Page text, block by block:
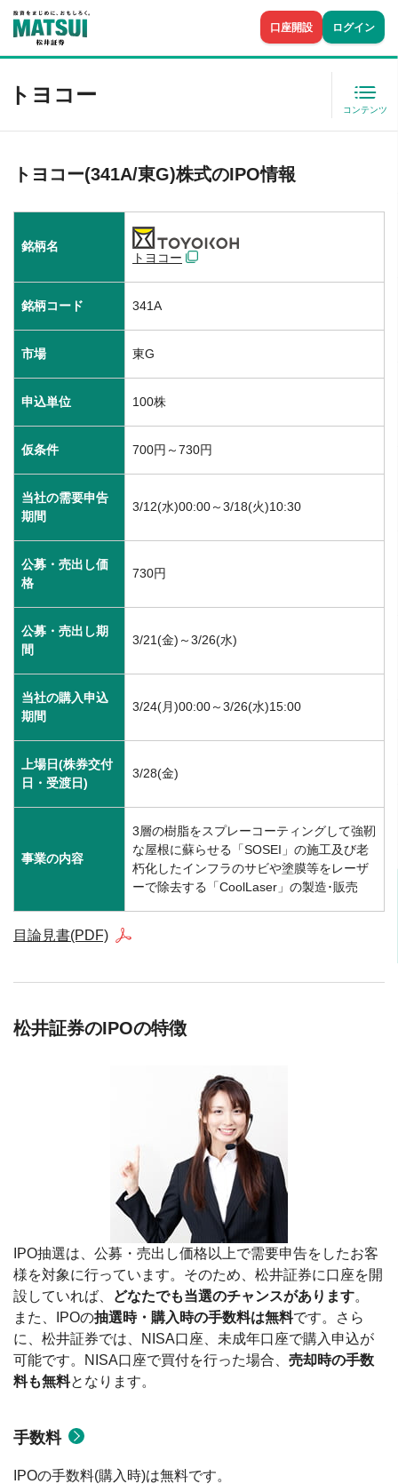
口座開設 ログイン
トヨコー
コンテンツ
トヨコー(341A/東G)株式のIPO情報
銘柄名
トヨコー
銘柄コード 341A
市場 東G
申込単位 100株
仮条件 700円～730円
当社の需要申告
期間
3/12(水)00:00～3/18(火)10:30
公募・売出し価
格
730円
公募・売出し期
間
3/21(金)～3/26(水)
当社の購入申込
期間
3/24(月)00:00～3/26(水)15:00
上場日(株券交付
日・受渡日)
3/28(金)
事業の内容
3層の樹脂をスプレーコーティングして強靭
な屋根に蘇らせる「SOSEI」の施工及び老
朽化したインフラのサビや塗膜等をレーザ
ーで除去する「CoolLaser」の製造･販売
目論見書(PDF)
松井証券のIPOの特徴
IPO抽選は、公募・売出し価格以上で需要申告をしたお客
様を対象に行っています。そのため、松井証券に口座を開
設していれば、
どなたでも当選のチャンスがあります。
また、IPOの抽選時・購入時の手数料は無料です。さら
に、松井証券では、NISA口座、未成年口座で購入申込が
可能です。NISA口座で買付を行った場合、 売却時の手数
料も無料となります。
手数料
IPOの手数料(購入時)は無料です。